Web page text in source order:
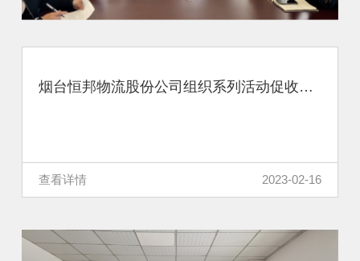
烟台恒邦物流股份公司组织系列活动促收心再赴新征程
查看详情 2023-02-16